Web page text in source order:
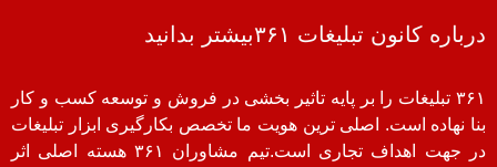
درباره کانون تبلیغات ۳۶۱بیشتر بدانید
۳۶۱ تبلیغات را بر پایه تاثیر بخشی در فروش و توسعه کسب و کار
بنا نهاده است. اصلی ترین هویت ما تخصص بکارگیری ابزار تبلیغات
در جهت اهداف تجاری است.تیم مشاوران ۳۶۱ هسته اصلی اثر